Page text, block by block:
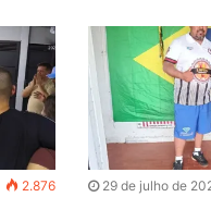
2.876 29 de julho de